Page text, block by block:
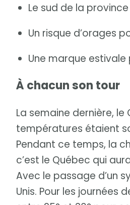
Le sud de la
Un risque d’orages
Une marque
À chacun son tour
La semaine dernière,
températures étaient
Pendant ce temps, la
c’est le Québec qui
Avec le passage d’un
Unis. Pour les journées